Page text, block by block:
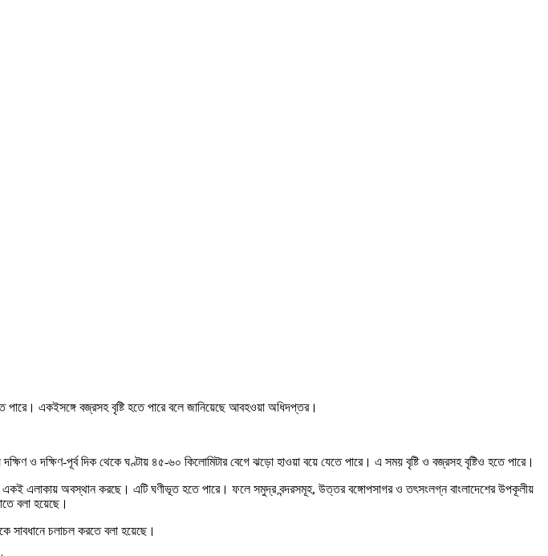
একইসঙ্গে বজ্রসহ বৃষ্টি হতে পারে বলে জানিয়েছে আবহওয়া অধিদপ্তর।
দক্ষিণ ও দক্ষিণ-পূর্ব দিক থেকে ঘণ্টায় ৪৫-৬০ কিলোমিটার বেগে ঝড়ো হাওয়া বয়ে যেতে পারে। এ সময় বৃষ্টি ও বজ্রসহ বৃষ্টিও হতে পারে।
এলাকায় অবস্থান করছে। এটি ঘণীভূত হতে পারে। ফলে সমুদ্র বন্দরসমূহ, উত্তর বঙ্গোপসাগর ও তৎসংলগ্ন বাংলাদেশের উপকূলীয়
বলা হয়েছে।
সাবধানে চলাচল করতে বলা হয়েছে।